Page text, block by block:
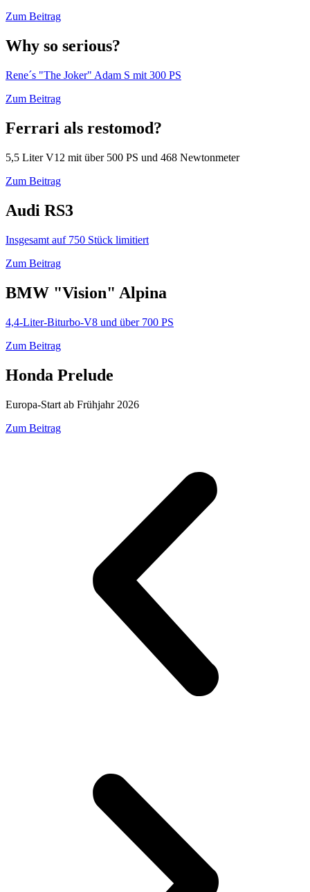
Zum Beitrag
Why so serious?
Rene´s "The Joker" Adam S mit 300 PS
Zum Beitrag
Ferrari als restomod?
5,5 Liter V12 mit über 500 PS und 468 Newtonmeter
Zum Beitrag
Audi RS3
Insgesamt auf 750 Stück limitiert
Zum Beitrag
BMW "Vision" Alpina
4,4-Liter-Biturbo-V8 und über 700 PS
Zum Beitrag
Honda Prelude
Europa-Start ab Frühjahr 2026
Zum Beitrag